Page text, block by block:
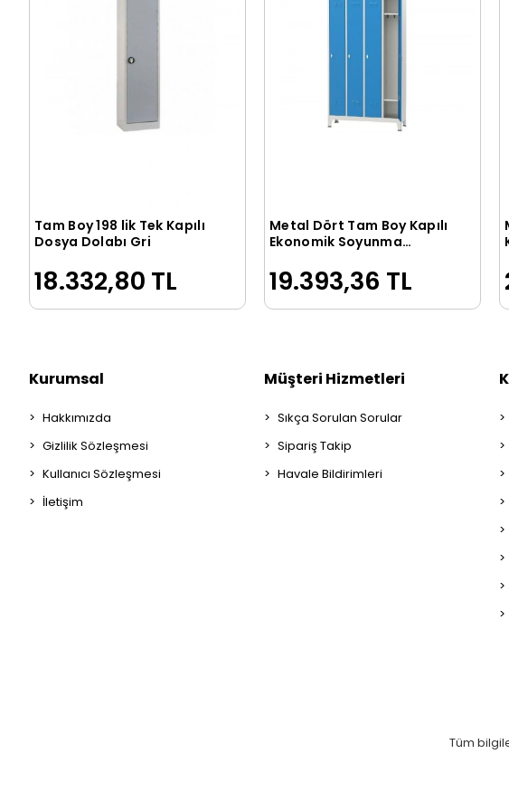
Sepete Ekle
Tam Boy 198 lik Tek Kapılı
Dosya Dolabı Gri
18.332,80 TL
Sepete Ekle
Metal Dört Tam Boy Kapılı
Ekonomik Soyunma
19.393,36 TL
Kurumsal
Hakkımızda
Gizlilik Sözleşmesi
Kullanıcı Sözleşmesi
İletişim
Müşteri Hizmetleri
Sıkça Sorulan Sorular
Sipariş Takip
Havale Bildirimleri
Tüm